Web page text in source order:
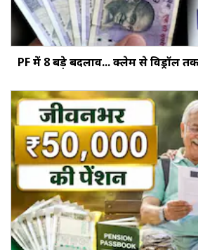
PF में 8 बड़े बदलाव... क्‍लेम से विड्रॉल